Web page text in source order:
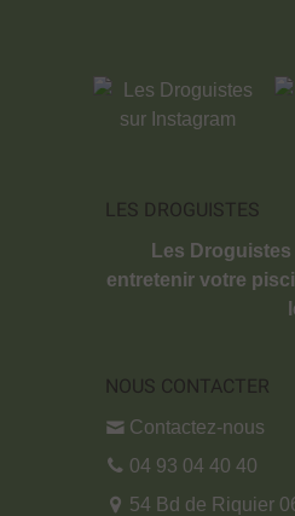
LES DROGUISTES
Les Droguistes
entretenir votre
NOUS CONTACTER
Contactez-nous
04 93 04 40 40
54 Bd de Riquier